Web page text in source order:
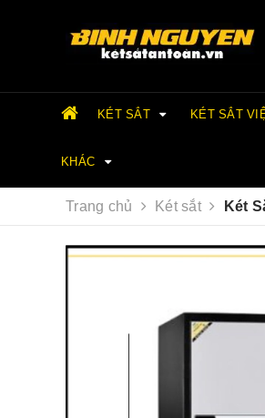
KÉT SẮT KÉT SẮT
KHÁC
Trang chủ Két sắt Két